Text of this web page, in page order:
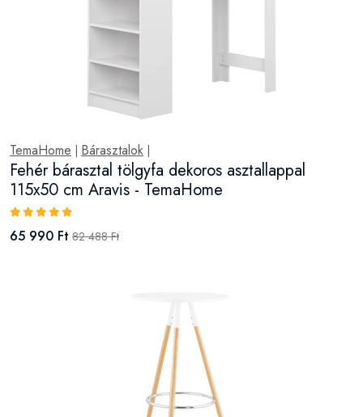
TemaHome Bárasztalok
Fehér bárasztal tölgyfa dekoros asztallappal
115x50 cm Aravis - TemaHome
65 990 Ft 82 488 Ft